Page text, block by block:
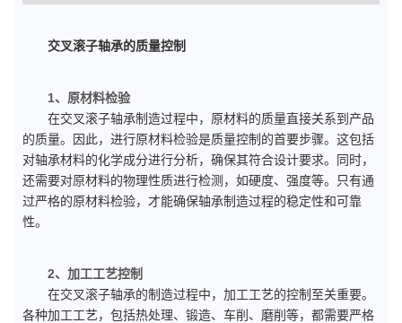
交叉滚子轴承的质量控制
1、原材料检验
在交叉滚子轴承制造过程中，原材料的质量直接关系到产品
的质量。因此，进行原材料检验是质量控制的首要步骤。这包括
对轴承材料的化学成分进行分析，确保其符合设计要求。同时，
还需要对原材料的物理性质进行检测，如硬度、强度等。只有通
过严格的原材料检验，才能确保轴承制造过程的稳定性和可靠
性。
2、加工工艺控制
在交叉滚子轴承的制造过程中，加工工艺的控制至关重要。
各种加工工艺，包括热处理、锻造、车削、磨削等，都需要严格